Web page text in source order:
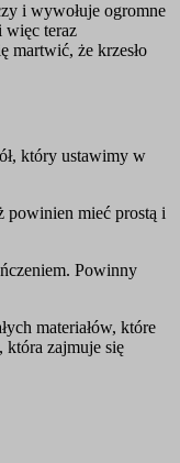
i wywołuje ogromne
więc teraz
martwić, że krzesło
który ustawimy w
powinien mieć prostą i
Powinny
materiałów, które
która zajmuje się